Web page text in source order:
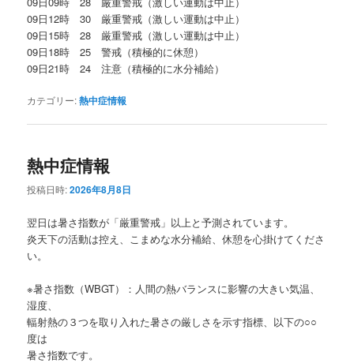
09日12時 30 厳重警戒（激しい運動は中止）
09日15時 28 厳重警戒（激しい運動は中止）
09日18時 25 警戒（積極的に休憩）
09日21時 24 注意（積極的に水分補給）
カテゴリー:熱中症情報
熱中症情報
投稿日時:2026年8月8日
翌日は暑さ指数が「厳重警戒」以上と予測されています。
炎天下の活動は控え、こまめな水分補給、休憩を心掛けてくださ
い。
※暑さ指数（WBGT）：人間の熱バランスに影響の大きい気温、
湿度、
輻射熱の３つを取り入れた暑さの厳しさを示す指標、以下の○○
度は
暑さ指数です。